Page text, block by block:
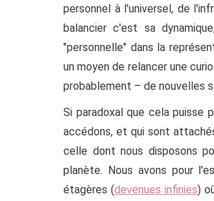
personnel à l'universel, de
balancier c'est sa
"personnelle" dans la
un moyen de relancer une
probablement – de nouvelles
Si paradoxal que cela puisse
accédons, et qui sont
celle dont nous disposons
planète. Nous avons pour
étagères (devenues infinies)